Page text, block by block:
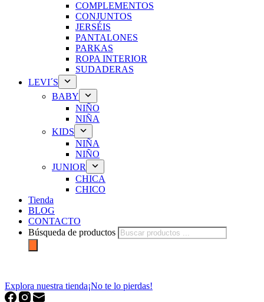
COMPLEMENTOS
CONJUNTOS
JERSÉIS
PANTALONES
PARKAS
ROPA INTERIOR
SUDADERAS
LEVI´S
BABY
NIÑO
NIÑA
KIDS
NIÑA
NIÑO
JUNIOR
CHICA
CHICO
Tienda
BLOG
CONTACTO
Búsqueda de productos
Explora nuestra tienda¡No te lo pierdas!